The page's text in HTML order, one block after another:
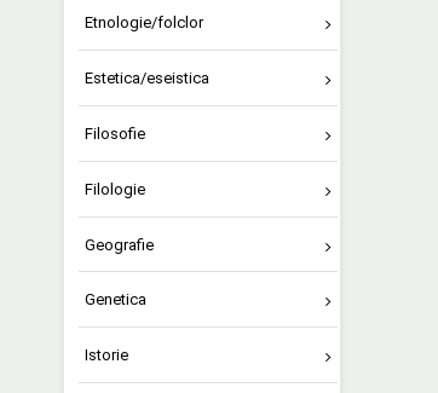
Etnologie/folclor
Estetica/eseistica
Filosofie
Filologie
Geografie
Genetica
Istorie